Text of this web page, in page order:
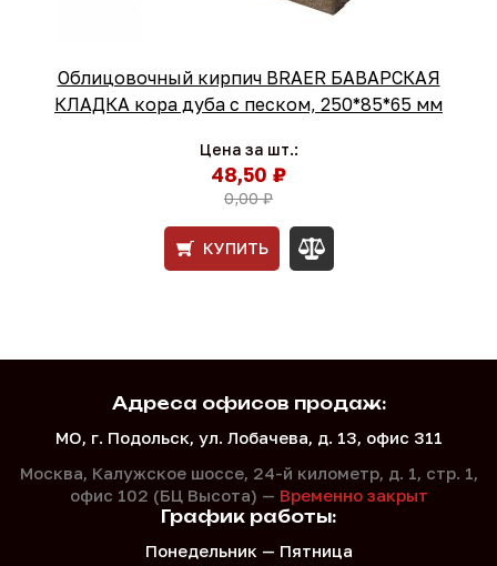
Облицовочный кирпич BRAER БАВАРСКАЯ
КЛАДКА кора дуба с песком, 250*85*65 мм
Цена за шт.:
48,50 ₽
0,00 ₽
КУПИТЬ
Адреса офисов продаж:
МО, г. Подольск, ул. Лобачева, д. 13, офис 311
Москва, Калужское шоссе, 24-й километр, д. 1,
стр. 1,
офис 102 (БЦ Высота) — Временно закрыт
График работы:
Понедельник — Пятница